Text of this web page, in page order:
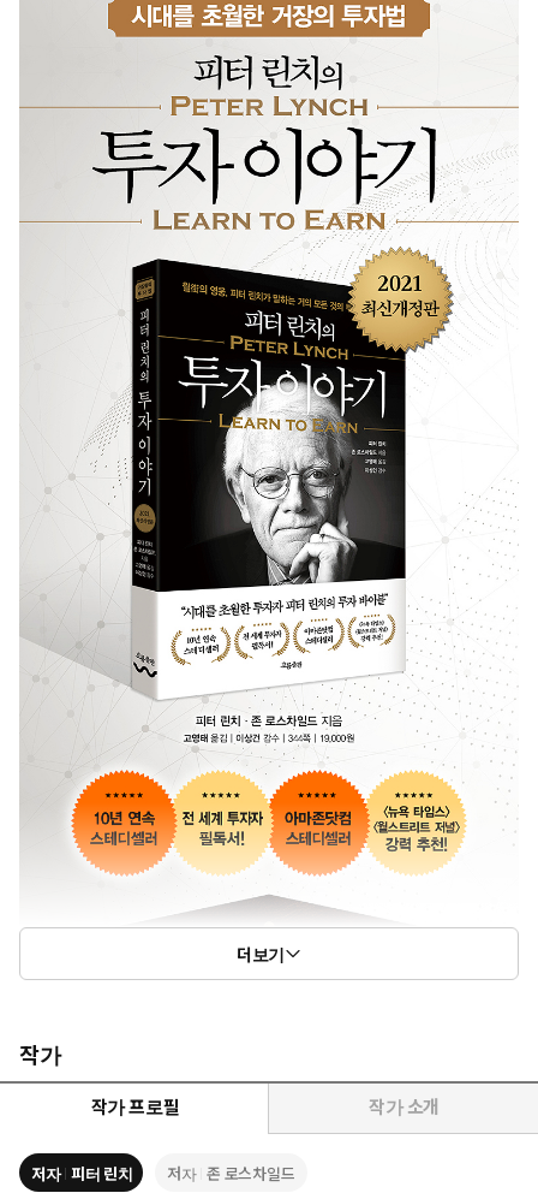
더보기
작가
작가 프로필 작가 소개
저자 피터 린치 저자 존 로스차일드